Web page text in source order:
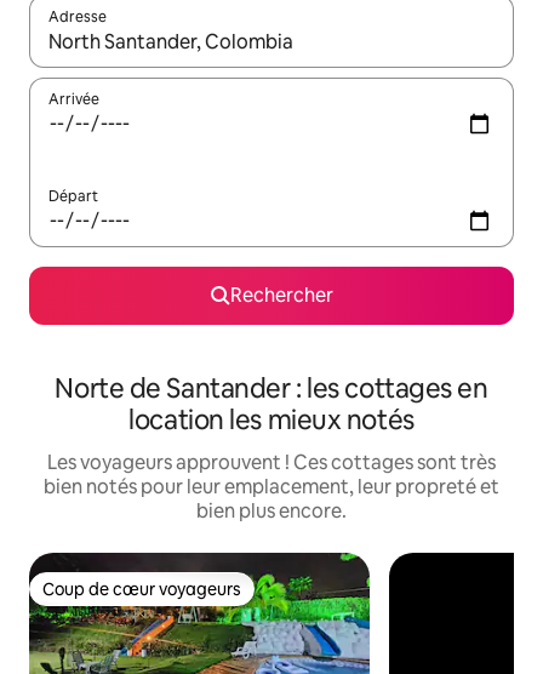
Adresse
Lorsque les résultats s'affichent, utilisez les flèches vers le
Arrivée
Départ
Rechercher
Norte de Santander : les cottages en
location les mieux notés
Les voyageurs approuvent ! Ces cottages sont très
bien notés pour leur emplacement, leur propreté et
bien plus encore.
Coup de cœur voyageurs
Coup de cœur voyageurs